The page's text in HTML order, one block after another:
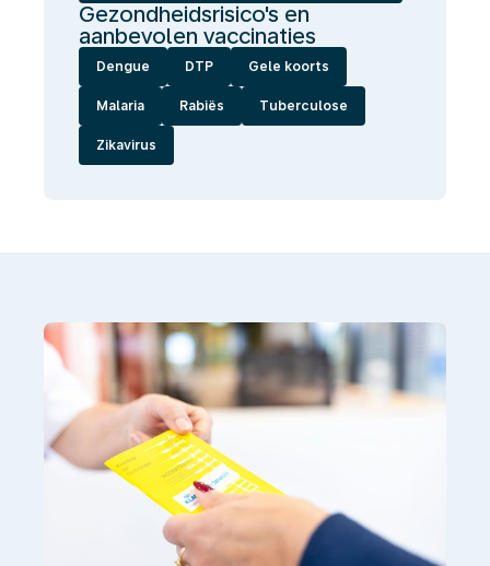
Gezondheidsrisico's en
aanbevolen vaccinaties
Dengue DTP Gele koorts
Malaria Rabiës Tuberculose
Zikavirus
onbezorgd
reizen
werken